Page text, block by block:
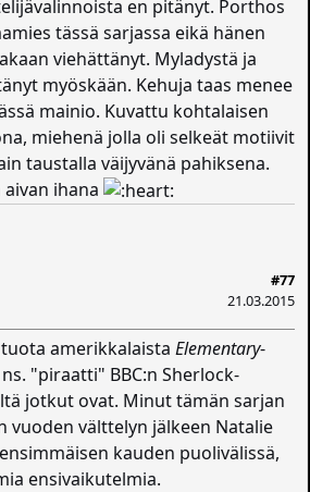
en pitänyt. Porthos
tässä sarjassa eikä hänen
viehättänyt. Myladystä ja
myöskään. Kehuja taas menee
mainio. Kuvattu kohtalaisen
miehenä jolla oli selkeät motiivit
taustalla väijyvänä pahiksena.
aivan ihana
#77
21.03.2015
amerikkalaistaElementary-
"piraatti" BBC:n Sherlock-
jotkut ovat. Minut tämän sarjan
välttelyn jälkeen Natalie
kauden puolivälissä,
ensivaikutelmia.